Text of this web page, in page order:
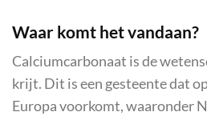
Waar komt het vandaan?
Calciumcarbonaat is de
krijt. Dit is een gesteente dat
Europa voorkomt, waaronder